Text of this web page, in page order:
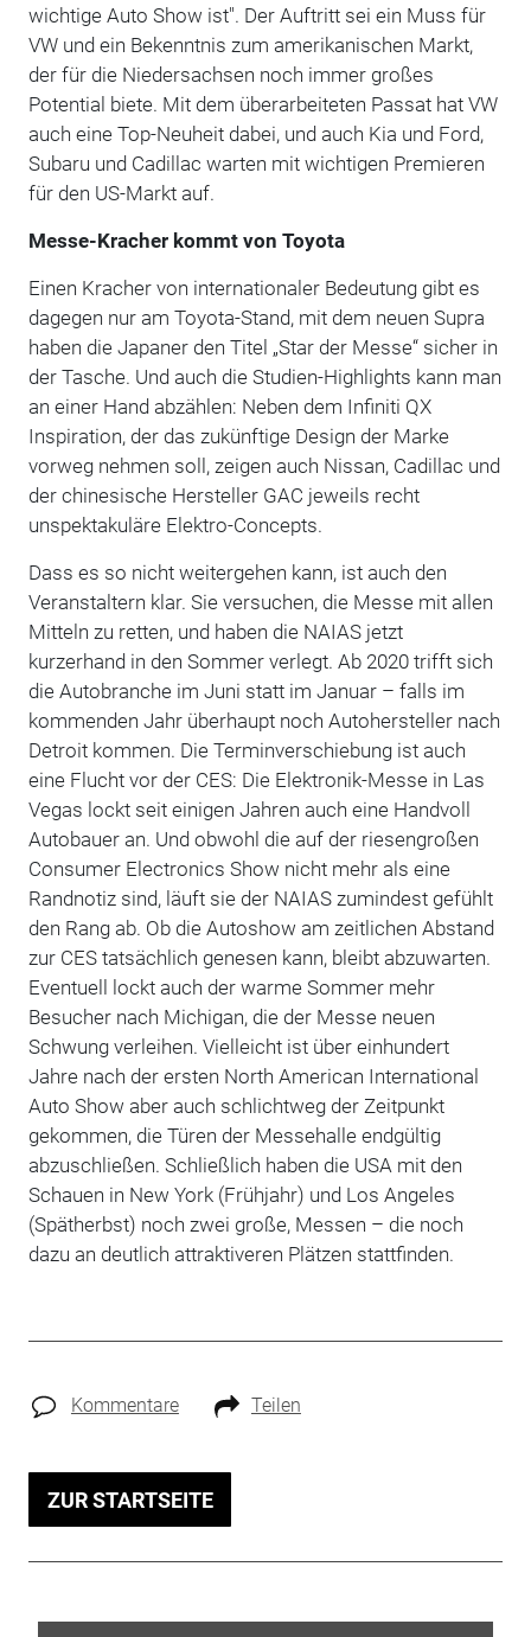
wichtige Auto Show ist". Der Auftritt sei ein Muss für
VW und ein Bekenntnis zum amerikanischen Markt,
der für die Niedersachsen noch immer großes
Potential biete. Mit dem überarbeiteten Passat hat VW
auch eine Top-Neuheit dabei, und auch Kia und Ford,
Subaru und Cadillac warten mit wichtigen Premieren
für den US-Markt auf.
Messe-Kracher kommt von Toyota
Einen Kracher von internationaler Bedeutung gibt es
dagegen nur am Toyota-Stand, mit dem neuen Supra
haben die Japaner den Titel „Star der Messe“ sicher in
der Tasche. Und auch die Studien-Highlights kann man
an einer Hand abzählen: Neben dem Infiniti QX
Inspiration, der das zukünftige Design der Marke
vorweg nehmen soll, zeigen auch Nissan, Cadillac und
der chinesische Hersteller GAC jeweils recht
unspektakuläre Elektro-Concepts.
Dass es so nicht weitergehen kann, ist auch den
Veranstaltern klar. Sie versuchen, die Messe mit allen
Mitteln zu retten, und haben die NAIAS jetzt
kurzerhand in den Sommer verlegt. Ab 2020 trifft sich
die Autobranche im Juni statt im Januar – falls im
kommenden Jahr überhaupt noch Autohersteller nach
Detroit kommen. Die Terminverschiebung ist auch
eine Flucht vor der CES: Die Elektronik-Messe in Las
Vegas lockt seit einigen Jahren auch eine Handvoll
Autobauer an. Und obwohl die auf der riesengroßen
Consumer Electronics Show nicht mehr als eine
Randnotiz sind, läuft sie der NAIAS zumindest gefühlt
den Rang ab. Ob die Autoshow am zeitlichen Abstand
zur CES tatsächlich genesen kann, bleibt abzuwarten.
Eventuell lockt auch der warme Sommer mehr
Besucher nach Michigan, die der Messe neuen
Schwung verleihen. Vielleicht ist über einhundert
Jahre nach der ersten North American International
Auto Show aber auch schlichtweg der Zeitpunkt
gekommen, die Türen der Messehalle endgültig
abzuschließen. Schließlich haben die USA mit den
Schauen in New York (Frühjahr) und Los Angeles
(Spätherbst) noch zwei große, Messen – die noch
dazu an deutlich attraktiveren Plätzen stattfinden.
Kommentare Teilen
ZUR STARTSEITE